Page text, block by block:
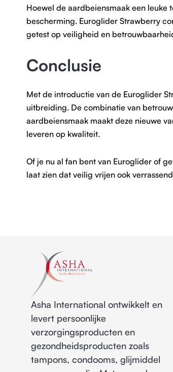
Hoewel de aardbeiensmaak een
bescherming. Euroglider Strawberry
getest op veiligheid en
Conclusie
Met de introductie van de Euroglider
uitbreiding. De combinatie van
aardbeiensmaak maakt deze nieuwe
leveren op kwaliteit.
Of je nu al fan bent van Euroglider of
laat zien dat veilig vrijen ook
Asha International ontwikkelt en
levert persoonlijke
verzorgingsproducten en
gezondheidsproducten zoals
tampons, condooms, glijmiddel